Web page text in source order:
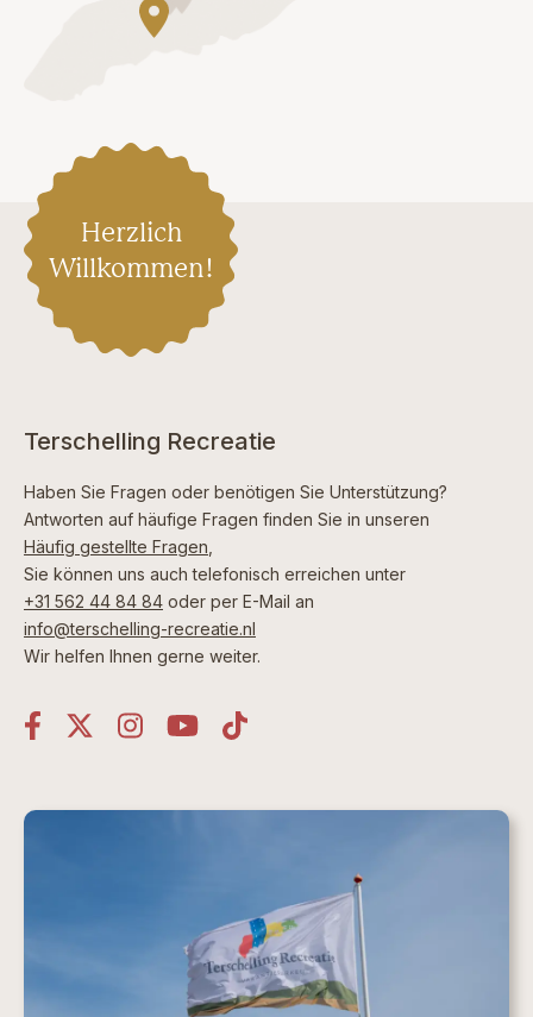
Herzlich
Willkommen!
Terschelling Recreatie
Haben Sie Fragen oder benötigen Sie Unterstützung?
Antworten auf häufige Fragen finden Sie in unseren
Häufig gestellte Fragen
Sie können uns auch telefonisch erreichen unter
+31 562 44 84 84 oder per E-Mail an
info@terschelling-recreatie.nl
Wir helfen Ihnen gerne weiter.